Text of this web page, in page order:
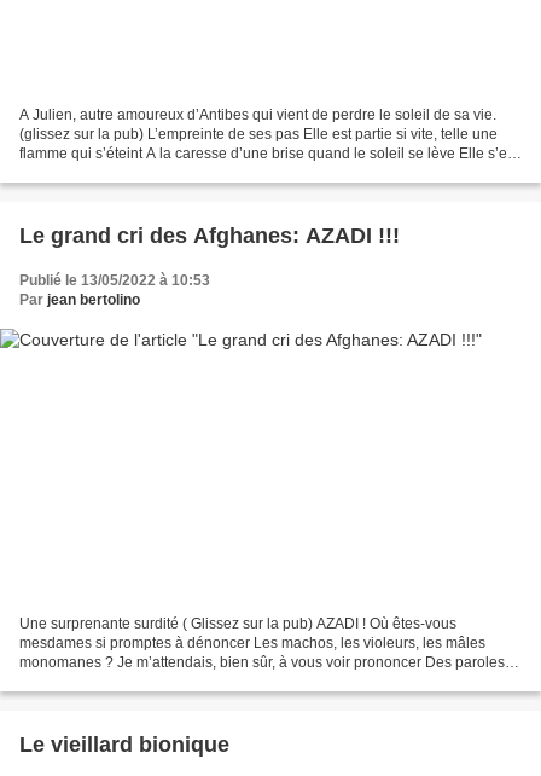
A Julien, autre amoureux d’Antibes qui vient de perdre le soleil de sa vie.
(glissez sur la pub) L’empreinte de ses pas Elle est partie si vite, telle une
flamme qui s’éteint A la caresse d’une brise quand le soleil se lève Elle s’est
Le grand cri des Afghanes: AZADI !!!
Publié le 13/05/2022 à 10:53
Par jean bertolino
Une surprenante surdité ( Glissez sur la pub) AZADI ! Où êtes-vous
mesdames si promptes à dénoncer Les machos, les violeurs, les mâles
monomanes ? Je m’attendais, bien sûr, à vous voir prononcer Des paroles
Le vieillard bionique